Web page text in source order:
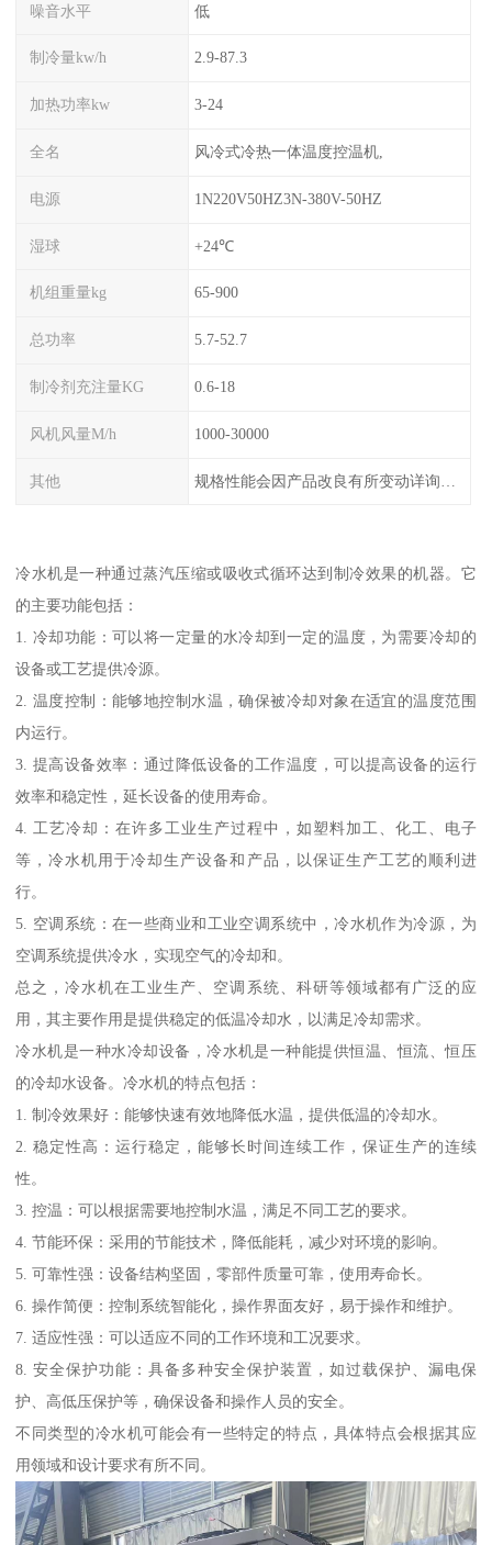
噪音水平 低
制冷量kw/h 2.9-87.3
加热功率kw 3-24
全名 风冷式冷热一体温度控温机,
电源 1N220V50HZ3N-380V-50HZ
湿球 +24℃
机组重量kg 65-900
总功率 5.7-52.7
制冷剂充注量KG 0.6-18
风机风量M/h 1000-30000
其他
冷水机是一种通过蒸汽压缩或吸收式循环达到制冷效果的机器。它
的主要功能包括：
1. 冷却功能：可以将一定量的水冷却到一定的温度，为需要冷却的
设备或工艺提供冷源。
2. 温度控制：能够地控制水温，确保被冷却对象在适宜的温度范围
内运行。
3. 提高设备效率：通过降低设备的工作温度，可以提高设备的运行
效率和稳定性，延长设备的使用寿命。
4. 工艺冷却：在许多工业生产过程中，如塑料加工、化工、电子
等，冷水机用于冷却生产设备和产品，以保证生产工艺的顺利进
行。
5. 空调系统：在一些商业和工业空调系统中，冷水机作为冷源，为
空调系统提供冷水，实现空气的冷却和。
总之，冷水机在工业生产、空调系统、科研等领域都有广泛的应
用，其主要作用是提供稳定的低温冷却水，以满足冷却需求。
冷水机是一种水冷却设备，冷水机是一种能提供恒温、恒流、恒压
的冷却水设备。冷水机的特点包括：
1. 制冷效果好：能够快速有效地降低水温，提供低温的冷却水。
2. 稳定性高：运行稳定，能够长时间连续工作，保证生产的连续
性。
3. 控温：可以根据需要地控制水温，满足不同工艺的要求。
4. 节能环保：采用的节能技术，降低能耗，减少对环境的影响。
5. 可靠性强：设备结构坚固，零部件质量可靠，使用寿命长。
6. 操作简便：控制系统智能化，操作界面友好，易于操作和维护。
7. 适应性强：可以适应不同的工作环境和工况要求。
8. 安全保护功能：具备多种安全保护装置，如过载保护、漏电保
护、高低压保护等，确保设备和操作人员的安全。
不同类型的冷水机可能会有一些特定的特点，具体特点会根据其应
用领域和设计要求有所不同。